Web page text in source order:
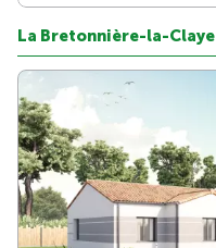
La Bretonnière-la-Claye